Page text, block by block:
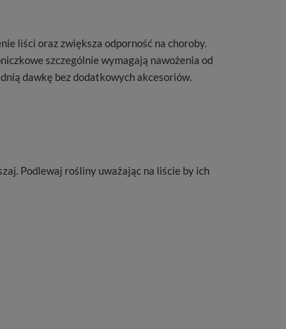
liści oraz zwiększa odporność na choroby.
szczególnie wymagają nawożenia od
dawkę bez dodatkowych akcesoriów.
Podlewaj rośliny uważając na liście by ich